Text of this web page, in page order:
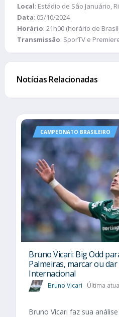
Local: Estádio de Sâo Januário,
Data: 05/10/2024
Horário: 21h00 (horário de
Transmissão: SporTV e
Notícias Relacionadas
CAMPEONATO BRASILEIRO
Bruno Vicari: Big Odd
Palmeiras, marcar ou
Internacional
Bruno Vicari Última
Bruno Vicari faz sua